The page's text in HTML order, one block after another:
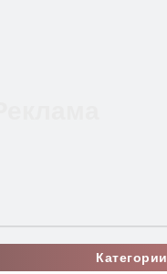
Категории